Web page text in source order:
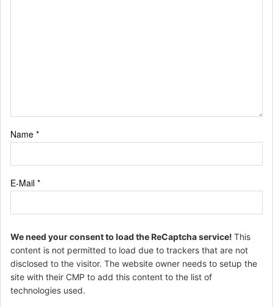
Name *
E-Mail *
We need your consent to load the ReCaptcha service! This
content is not permitted to load due to trackers that are not
disclosed to the visitor. The website owner needs to setup the
site with their CMP to add this content to the list of
technologies used.